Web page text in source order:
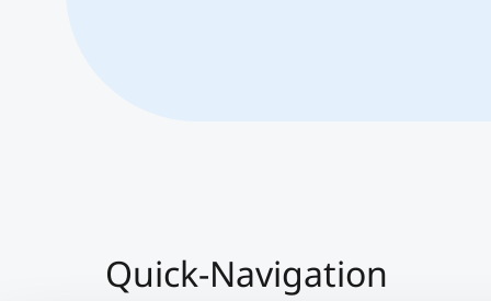
Quick-Navigation